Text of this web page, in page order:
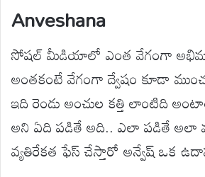
Anveshana
సోషల్ మీడియాలో ఎంత వేగంగా
అంతకంటే వేగంగా ద్వేషం కూడా
ఇది రెండు అంచుల కత్తి లాంటిది
అని ఏది పడితే అది.. ఎలా పడితే అలా
వ్యతిరేకత ఫేస్ చేస్తారో అన్వేష్ ఒక